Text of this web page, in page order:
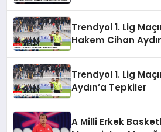
Trendyol 1. Lig
Hakem Cihan
Trendyol 1. Lig
Aydın’a Tepkiler
A Milli Erkek